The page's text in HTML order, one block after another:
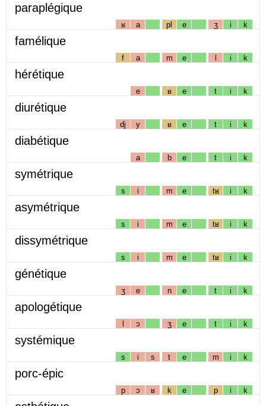
paraplégique
ʁ a pl e ʒ i k
famélique
f a m e l i k
hérétique
e ʁ e t i k
diurétique
dj y ʁ e t i k
diabétique
a b e t i k
symétrique
s i m e tʁ i k
asymétrique
s i m e tʁ i k
dissymétrique
s i m e tʁ i k
génétique
ʒ e n e t i k
apologétique
l ɔ ʒ e t i k
systémique
s i s t e m i k
porc-épic
p ɔ ʁ k e p i k